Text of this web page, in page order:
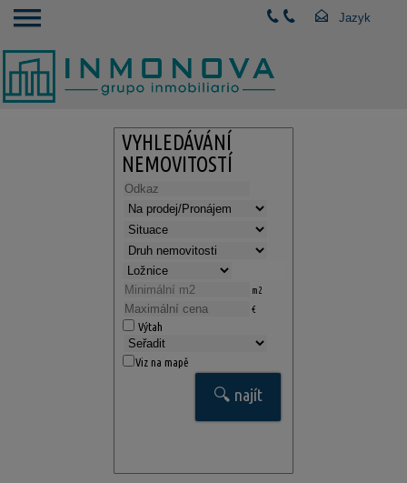
VYHLEDÁVÁNÍ
NEMOVITOSTÍ
m2
€
Výtah
Viz na mapě